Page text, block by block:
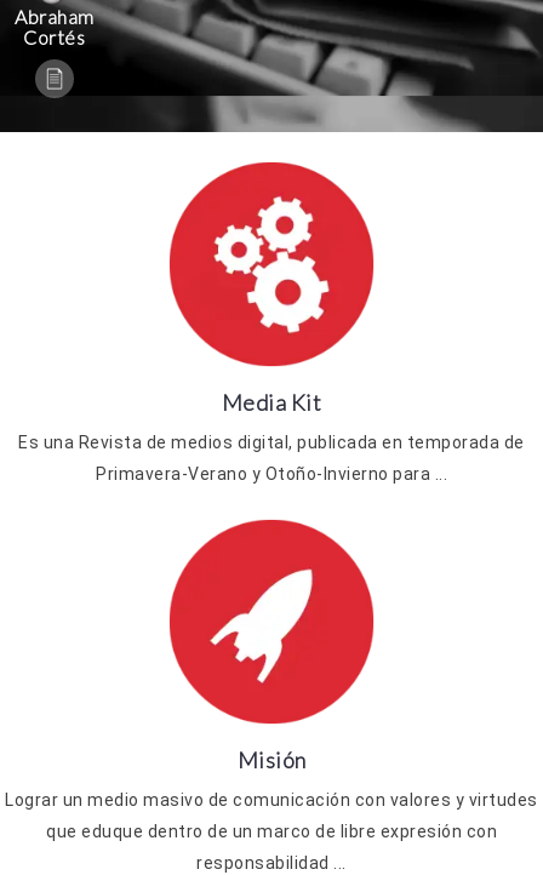
Abraham
Cortés
Media Kit
Es una Revista de medios digital, publicada en temporada de
Primavera-Verano y Otoño-Invierno para ...
Misión
Lograr un medio masivo de comunicación con valores y virtudes
que eduque dentro de un marco de libre expresión con
responsabilidad ...